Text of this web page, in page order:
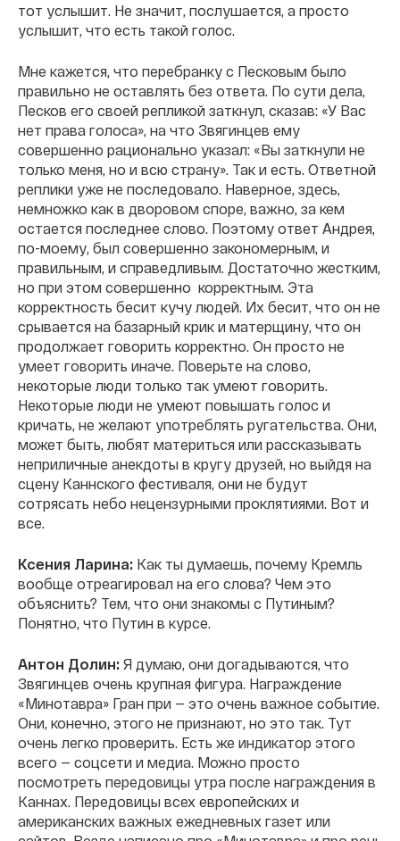
тот услышит. Не значит, послушается, а просто
услышит, что есть такой голос.
Мне кажется, что перебранку с Песковым было
правильно не оставлять без ответа. По сути дела,
Песков его своей репликой заткнул, сказав: «У Вас
нет права голоса», на что Звягинцев ему
совершенно рационально указал: «Вы заткнули не
только меня, но и всю страну». Так и есть. Ответной
реплики уже не последовало. Наверное, здесь,
немножко как в дворовом споре, важно, за кем
остается последнее слово. Поэтому ответ Андрея,
по-моему, был совершенно закономерным, и
правильным, и справедливым. Достаточно жестким,
но при этом совершенно корректным. Эта
корректность бесит кучу людей. Их бесит, что он не
срывается на базарный крик и матерщину, что он
продолжает говорить корректно. Он просто не
умеет говорить иначе. Поверьте на слово,
некоторые люди только так умеют говорить.
Некоторые люди не умеют повышать голос и
кричать, не желают употреблять ругательства. Они,
может быть, любят материться или рассказывать
неприличные анекдоты в кругу друзей, но выйдя на
сцену Каннского фестиваля, они не будут
сотрясать небо нецензурными проклятиями. Вот и
все.
Ксения Ларина: Как ты думаешь, почему Кремль
вообще отреагировал на его слова? Чем это
объяснить? Тем, что они знакомы с Путиным?
Понятно, что Путин в курсе.
Антон Долин: Я думаю, они догадываются, что
Звягинцев очень крупная фигура. Награждение
«Минотавра» Гран при — это очень важное событие.
Они, конечно, этого не признают, но это так. Тут
очень легко проверить. Есть же индикатор этого
всего — соцсети и медиа. Можно просто
посмотреть передовицы утра после награждения в
Каннах. Передовицы всех европейских и
американских важных ежедневных газет или